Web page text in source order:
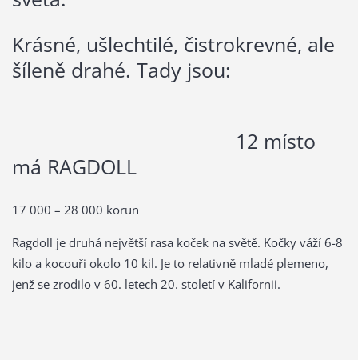
Krásné, ušlechtilé, čistrokrevné, ale
šíleně drahé. Tady jsou:
12 místo
má RAGDOLL
17 000 – 28 000 korun
Ragdoll je druhá největší rasa koček na světě. Kočky váží 6-8
kilo a kocouři okolo 10 kil. Je to relativně mladé plemeno,
jenž se zrodilo v 60. letech 20. století v Kalifornii.